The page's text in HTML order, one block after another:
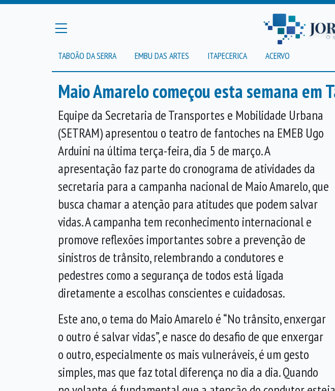
TABOÃO DA SERRA EMBU DAS ARTES ITAPECERICA ACERVO
Maio Amarelo começou esta semana em
Equipe da Secretaria de Transportes e Mobilidade Urbana
(SETRAM) apresentou o teatro de fantoches na EMEB Ugo
Arduini na última terça-feira, dia 5 de março. A
apresentação faz parte do cronograma de atividades da
secretaria para a campanha nacional de Maio Amarelo, que
busca chamar a atenção para atitudes que podem salvar
vidas. A campanha tem reconhecimento internacional e
promove reflexões importantes sobre a prevenção de
sinistros de trânsito, relembrando a condutores e
pedestres como a segurança de todos está ligada
diretamente a escolhas conscientes e cuidadosas.
Este ano, o tema do Maio Amarelo é “No trânsito, enxergar
o outro é salvar vidas”, e nasce do desafio de que enxergar
o outro, especialmente os mais vulneráveis, é um gesto
simples, mas que faz total diferença no dia a dia. Quando